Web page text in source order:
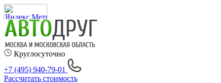
Круглосуточно
+7 (495) 940-79-01
Рассчитать стоимость